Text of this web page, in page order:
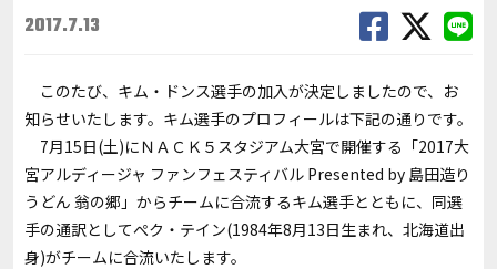
2017.7.13
このたび、キム・ドンス選手の加入が決定しましたので、お
知らせいたします。キム選手のプロフィールは下記の通りです。
7月15日(土)にＮＡＣＫ５スタジアム大宮で開催する「2017大
宮アルディージャ ファンフェスティバル Presented by 島田造り
うどん 翁の郷」からチームに合流するキム選手とともに、同選
手の通訳としてぺク・テイン(1984年8月13日生まれ、北海道出
身)がチームに合流いたします。